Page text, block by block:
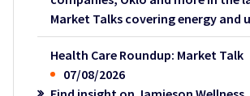
Market Talks covering energy and
Health Care Roundup: Market Talk
07/08/2026